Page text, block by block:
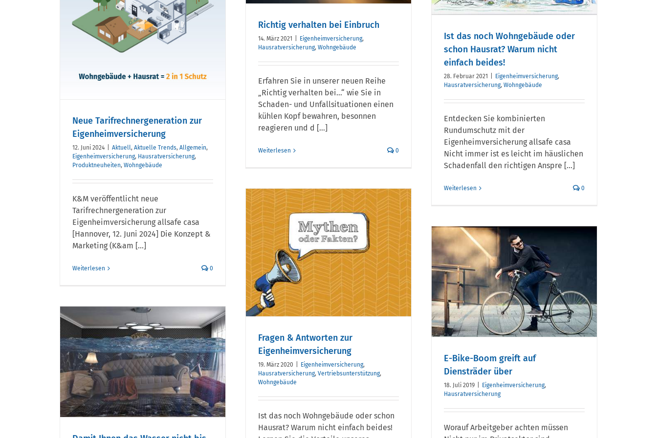
Neue Tarifrechnergeneration zur
Eigenheimversicherung
12. Juni 2024 Aktuell, Aktuelle Trends, Allgemein,
Eigenheimversicherung, Hausratversicherung,
Produktneuheiten, Wohngebäude
K&M veröffentlicht neue
Tarifrechnergeneration zur
Eigenheimversicherung allsafe casa
[Hannover, 12. Juni 2024] Die Konzept &
Marketing (K&am [...]
Weiterlesen 0
Richtig verhalten bei Einbruch
14. März 2021 Eigenheimversicherung,
Hausratversicherung, Wohngebäude
Erfahren Sie in unserer neuen Reihe
„Richtig verhalten bei…“ wie Sie in
Schaden- und Unfallsituationen einen
kühlen Kopf bewahren, besonnen
reagieren und d [...]
Weiterlesen 0
Ist das noch Wohngebäude oder
schon Hausrat? Warum nicht
einfach beides!
28. Februar 2021 Eigenheimversicherung,
Hausratversicherung, Wohngebäude
Entdecken Sie kombinierten
Rundumschutz mit der
Eigenheimversicherung allsafe casa
Nicht immer ist es leicht im häuslichen
Schadenfall den richtigen Anspre [...]
Weiterlesen 0
Fragen & Antworten zur
Eigenheimversicherung
Fragen & Antworten zur
Eigenheimversicherung
19. März 2020 Eigenheimversicherung,
Hausratversicherung, Vertriebsunterstützung,
Wohngebäude
Ist das noch Wohngebäude oder schon
Hausrat? Warum nicht einfach beides!
E-Bike-Boom greift auf
Diensträder über
E-Bike-Boom greift auf
Diensträder über
18. Juli 2019 Eigenheimversicherung,
Hausratversicherung
Worauf Arbeitgeber achten müssen